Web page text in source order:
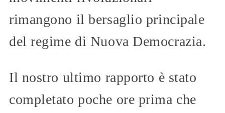
rimangono il bersaglio principale
del regime di Nuova Democrazia.
Il nostro ultimo rapporto è stato
completato poche ore prima che